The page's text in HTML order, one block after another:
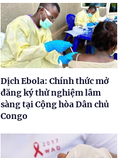
Dịch Ebola: Chính thức mở
đăng ký thử nghiệm lâm
sàng tại Cộng hòa Dân chủ
Congo